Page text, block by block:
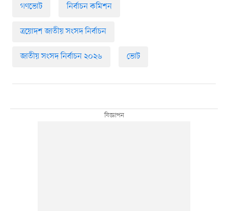
গণভোট নির্বাচন কমিশন
ত্রয়োদশ জাতীয় সংসদ নির্বাচন
জাতীয় সংসদ নির্বাচন ২০২৬ ভোট